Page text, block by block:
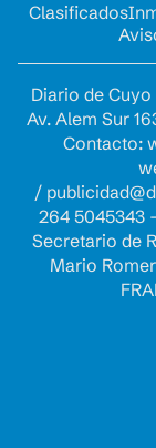
Clasificados
Diario de
Av. Alem Sur
Contacto:
/
264 5045343
Secretario de
Mario